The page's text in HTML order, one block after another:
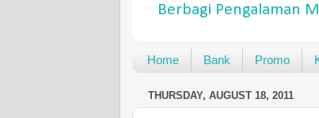
Berbagi Pengalaman
Home Bank Promo
THURSDAY, AUGUST 18, 2011